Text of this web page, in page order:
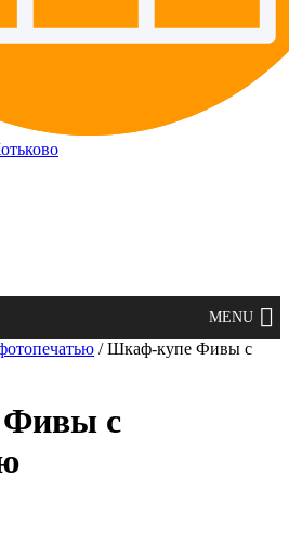
/ Шкаф-купе Фивы с
с